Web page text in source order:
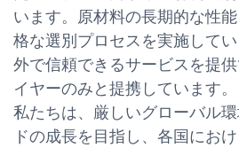
います。原材料の長期的な性
格な選別プロセスを実施して
外で信頼できるサービスを提
イヤーのみと提携しています。
私たちは、厳しいグローバル
ドの成長を目指し、各国にお